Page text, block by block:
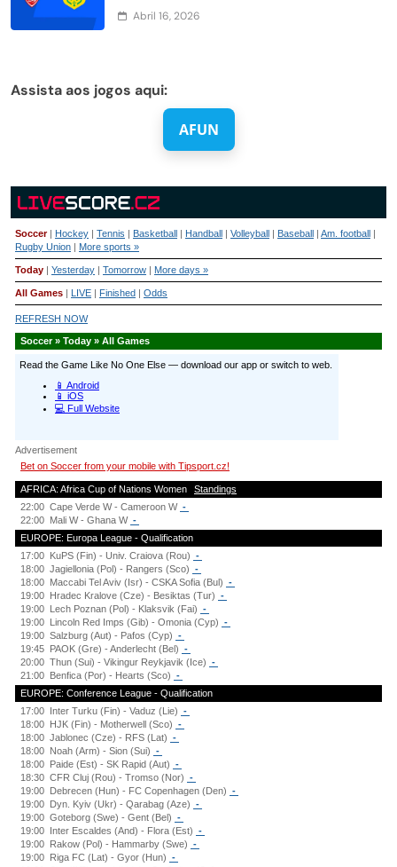
Abril 16, 2026
Assista aos jogos aqui:
AFUN